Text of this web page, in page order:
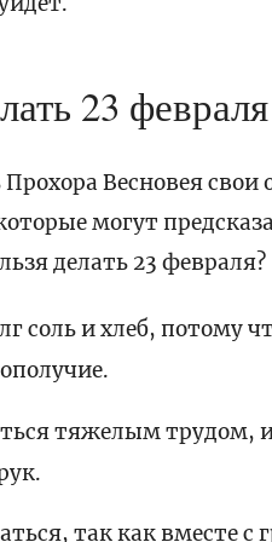
23 февраля
Весновея
могут
делать 23 февраля?
соль и хлеб,
тяжелым трудом,
так как вместе